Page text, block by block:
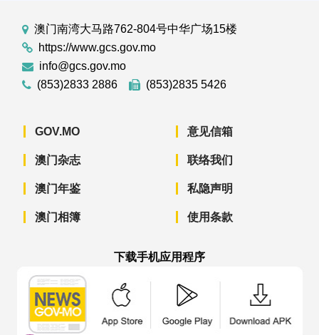
澳门南湾大马路762-804号中华广场15楼
https://www.gcs.gov.mo
info@gcs.gov.mo
(853)2833 2886
(853)2835 5426
GOV.MO
澳门杂志
澳门年鉴
澳门相簿
意见信箱
联络我们
私隐声明
使用条款
下载手机应用程序